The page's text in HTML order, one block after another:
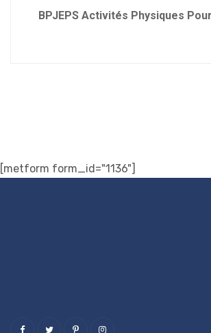
BPJEPS Activités Physiques
[metform form_id="1136"]